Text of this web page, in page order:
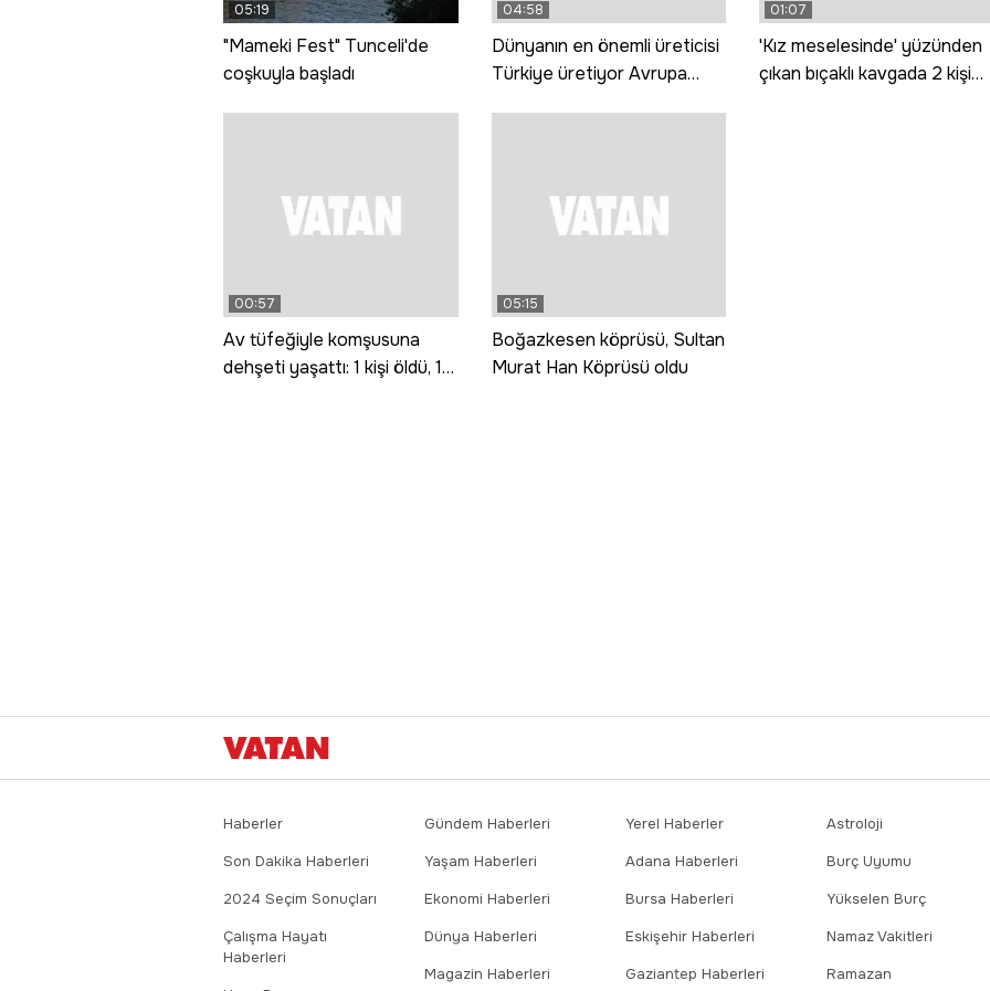
05:19
"Mameki Fest" Tunceli'de
coşkuyla başladı
04:58
Dünyanın en önemli üreticisi
Türkiye üretiyor Avrupa
01:07
'Kız meselesinde' yüzünden
çıkan bıçaklı kavgada 2 kişi
00:57
Av tüfeğiyle komşusuna
dehşeti yaşattı: 1 kişi öldü, 1
05:15
Boğazkesen köprüsü, Sultan
Murat Han Köprüsü oldu
Haberler
Son Dakika Haberleri
2024 Seçim Sonuçları
Çalışma Hayatı
Haberleri
Gündem Haberleri
Yaşam Haberleri
Ekonomi Haberleri
Dünya Haberleri
Magazin Haberleri
Yerel Haberler
Adana Haberleri
Bursa Haberleri
Eskişehir Haberleri
Gaziantep Haberleri
Astroloji
Burç Uyumu
Yükselen Burç
Namaz Vakitleri
Ramazan